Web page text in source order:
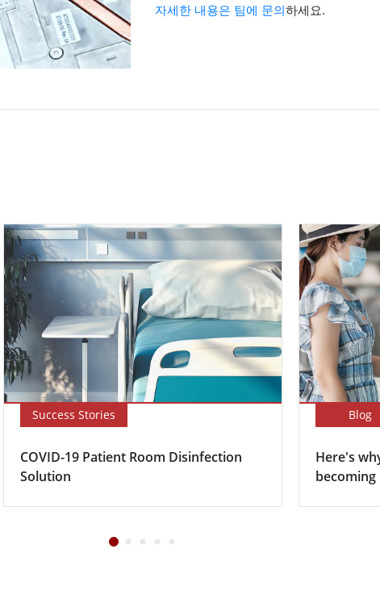
자세한 내용은 팀에 문의하세요.
Success Stories
COVID-19 Patient Room Disinfection
Solution
Blog
Here's